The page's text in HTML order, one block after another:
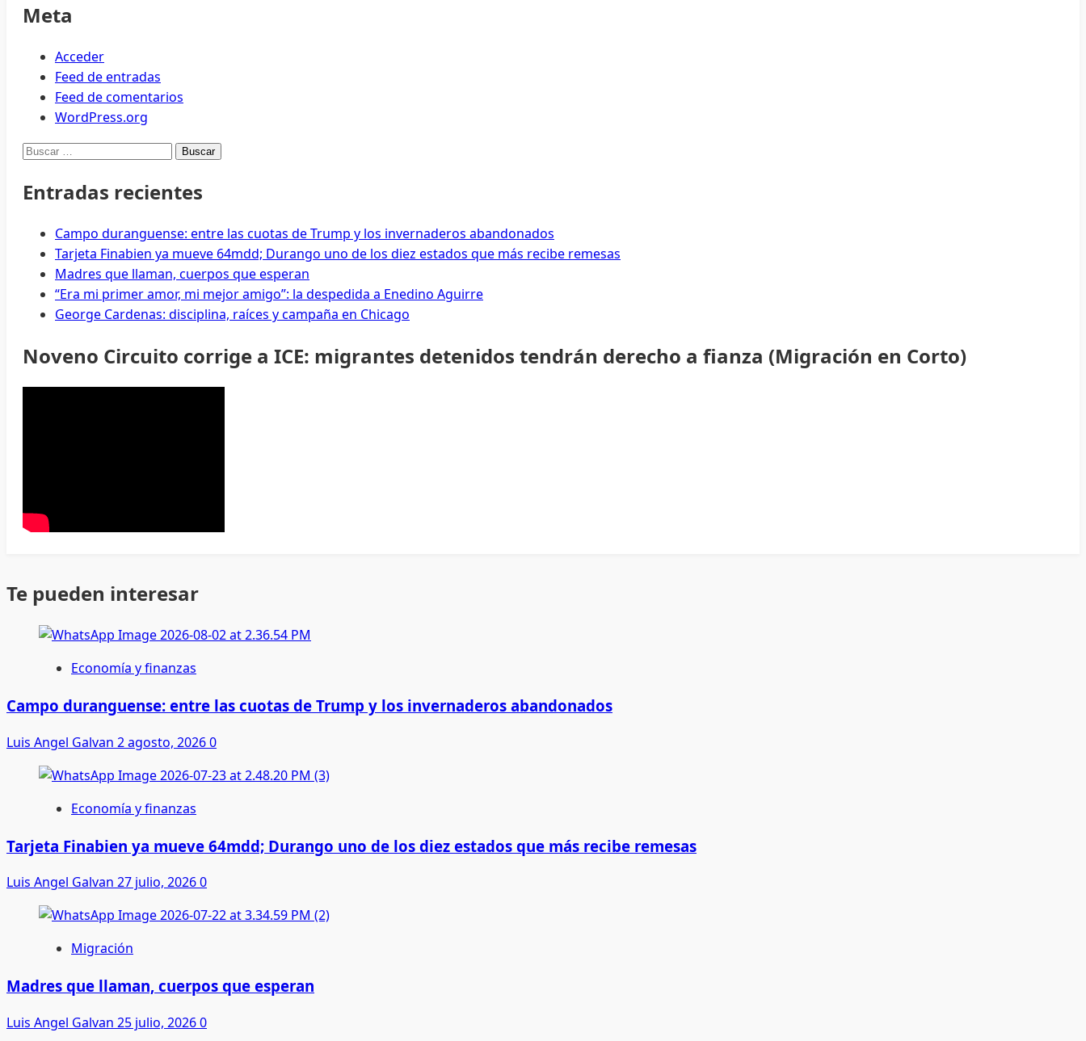
Meta
Acceder
Feed de entradas
Feed de comentarios
WordPress.org
Buscar:
Entradas recientes
Campo duranguense: entre las cuotas de Trump y los invernaderos abandonados
Tarjeta Finabien ya mueve 64mdd; Durango uno de los diez estados que más recibe remesas
Madres que llaman, cuerpos que esperan
“Era mi primer amor, mi mejor amigo”: la despedida a Enedino Aguirre
George Cardenas: disciplina, raíces y campaña en Chicago
Noveno Circuito corrige a ICE: migrantes detenidos tendrán derecho a fianza (Migración en Corto)
Te pueden interesar
Economía y finanzas
Campo duranguense: entre las cuotas de Trump y los invernaderos abandonados
Luis Angel Galvan 2 agosto, 20260
Economía y finanzas
Tarjeta Finabien ya mueve 64mdd; Durango uno de los diez estados que más recibe remesas
Luis Angel Galvan 27 julio, 20260
Migración
Madres que llaman, cuerpos que esperan
Luis Angel Galvan 25 julio, 20260